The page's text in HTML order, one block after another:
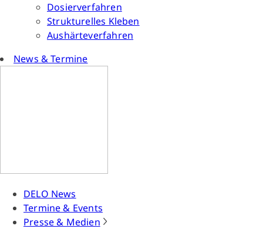
Dosierverfahren
Strukturelles Kleben
Aushärteverfahren
News & Termine
DELO News
Termine & Events
Presse & Medien